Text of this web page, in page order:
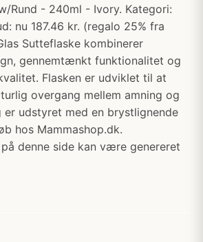
Rund - 240ml - Ivory. Kategori:
nu 187.46 kr. (regalo 25% fra
Sutteflaske kombinerer
gennemtænkt funktionalitet og
Flasken er udviklet til at
overgang mellem amning og
er udstyret med en brystlignende
hos Mammashop.dk.
denne side kan være genereret